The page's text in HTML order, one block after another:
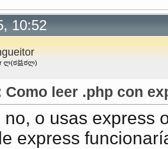
10:52
ლ(ಠ益ಠლ)
Como leer .php con
o usas express
express